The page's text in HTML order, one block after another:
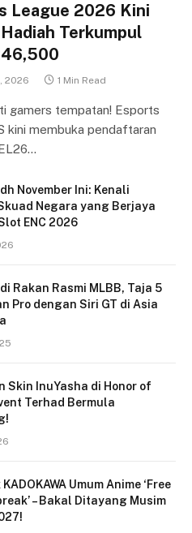
League 2026 Kini
Terkumpul
2026 1 Min Read
gamers tempatan! Esports
kini membuka pendaftaran
November Ini: Kenali
Negara yang Berjaya
ENC 2026
Rakan Rasmi MLBB, Taja 5
Pro dengan Siri GT di Asia
Skin InuYasha di Honor of
Terhad Bermula
Umum Anime ‘Free
– Bakal Ditayang Musim